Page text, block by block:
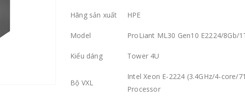
Hãng sản xuất HPE
Model ProLiant ML30 Gen10 E2224/8Gb/
Kiểu dáng Tower 4U
Bộ VXL
Intel Xeon E-2224 (3.4GHz/4-core/
Processor